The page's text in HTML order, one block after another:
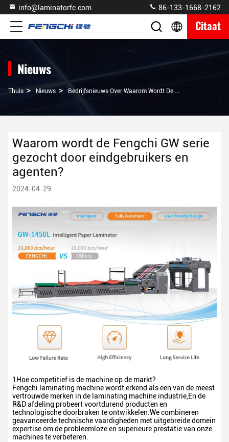
info@laminatorfc.com 86-133-1668-2162
Citaat
Nieuws
Thuis > Nieuws > Bedrijfsnieuws Over Waarom Wordt De Fengchi GW Serie Gezocht Door Eindgebruikers En Agenten?
Waarom wordt de Fengchi GW serie
gezocht door eindgebruikers en
agenten?
2024-04-29
1Hoe competitief is de machine op de markt?
Fengchi laminating machine wordt erkend als een van de meest
vertrouwde merken in de laminating machine industrie,En de
R&D afdeling probeert voortdurend producten en
technologische doorbraken te ontwikkelen.We combineren
geavanceerde technische vaardigheden met uitgebreide domein
expertise om de probleemloze en superieure prestatie van onze
machines te verbeteren.